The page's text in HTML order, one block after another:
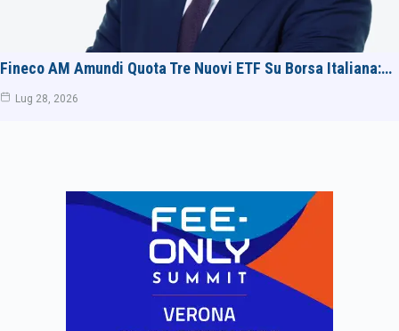
Fineco AM Amundi Quota Tre Nuovi ETF Su Borsa Italiana:…
Lug 28, 2026